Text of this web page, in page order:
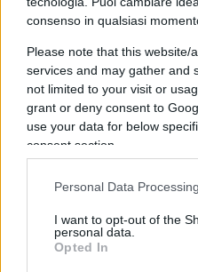
consenso in qualsiasi
Please note that this
services and may gather and
not limited to your visit or
grant or deny consent to
use your data for below
consent section.
Personal Data
I want to opt-out of the
personal data.
Opted In
radono al suolo la tua
negano la possibilità di
ormai nero.
fucile con la speranza, in
allontanare chi tenta di
difenderesti la casa che